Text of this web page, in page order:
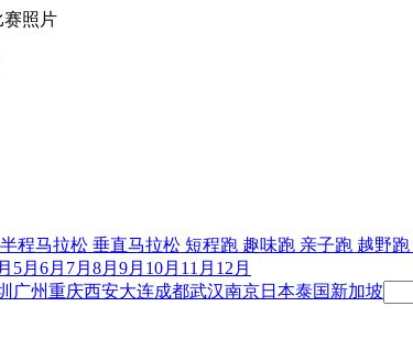
赛照片
半程马拉松 垂直马拉松 短程跑 趣味跑 亲子跑 越野跑
5月 6月 7月 8月 9月 10月 11月 12月
广州重庆西安大连成都武汉南京日本泰国新加坡